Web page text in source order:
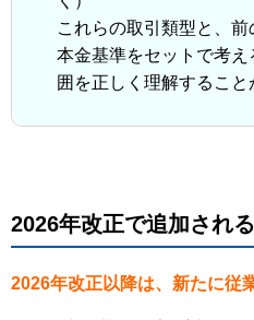
これらの取引類型と、
本金基準をセットで考
囲を正しく理解すること
2026年改正で追加され
2026年改正以降は、新たに従